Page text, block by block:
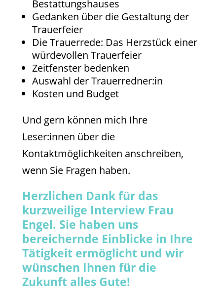
Bestattungshauses
Gedanken über die Gestaltung der
Trauerfeier
Die Trauerrede: Das Herzstück einer
würdevollen Trauerfeier
Zeitfenster bedenken
Auswahl der Trauerredner:in
Kosten und Budget
Und gern können mich Ihre
Leser:innen über die
Kontaktmöglichkeiten anschreiben,
wenn Sie Fragen haben.
Herzlichen Dank für das
kurzweilige Interview Frau
Engel. Sie haben uns
bereichernde Einblicke in Ihre
Tätigkeit ermöglicht und wir
wünschen Ihnen für die
Zukunft alles Gute!